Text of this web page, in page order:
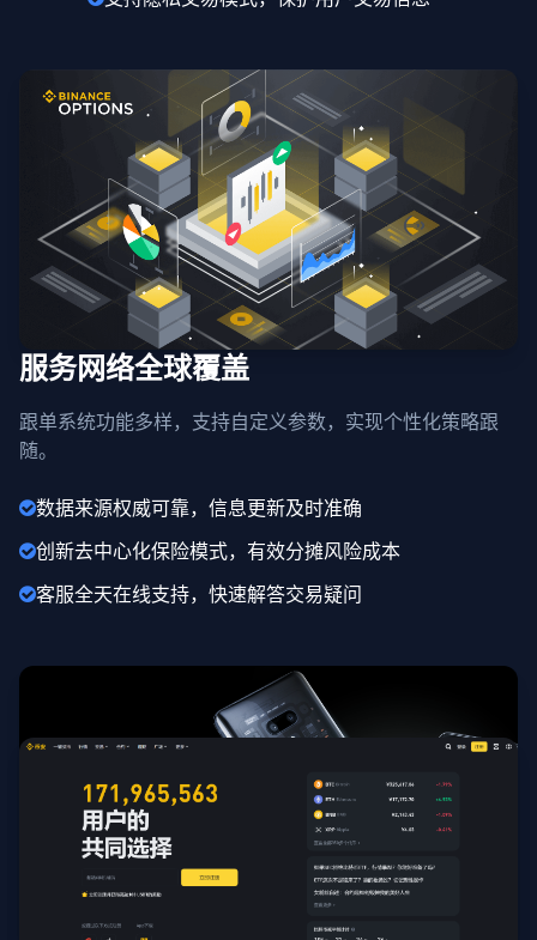
服务网络全球覆盖
跟单系统功能多样，支持自定义参数，实现个性化策略跟
随。
数据来源权威可靠，信息更新及时准确
创新去中心化保险模式，有效分摊风险成本
客服全天在线支持，快速解答交易疑问